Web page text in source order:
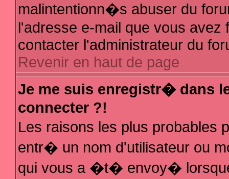
malintentionn�s abuser du
l'adresse e-mail que vous
contacter l'administrateur du
Revenir en haut de page
Je me suis enregistr� dans
connecter ?!
Les raisons les plus probables
entr� un nom d'utilisateur ou
qui vous a �t� envoy�